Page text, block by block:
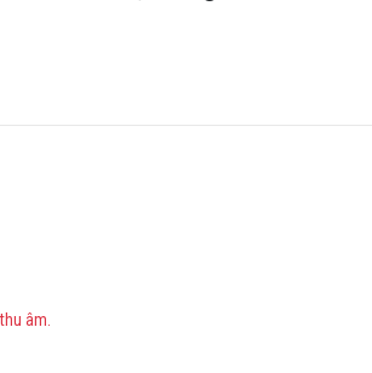
âm.